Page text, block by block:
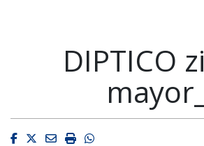
DIPTICO
mayor_
Facebook
Twitter
EmailImprimirWhatsapp